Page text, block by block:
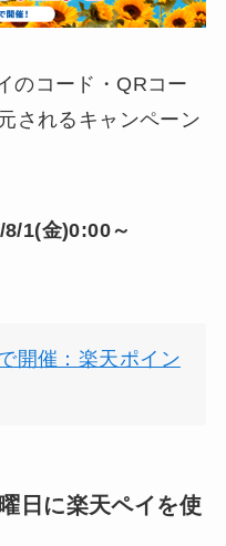
のコード・QRコー
されるキャンペーン
8/1(金)0:00～
開催：楽天ポイン
日に楽天ペイを使